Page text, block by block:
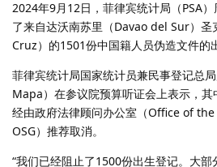
2024年9月12日，菲律宾统计局（PSA
了来自达沃南苏里（Davao del Sur）圣
Cruz）的1501份中国籍人员伪造文件的
菲律宾统计局国家统计员兼民事登记总
Mapa）在参议院预算听证会上表示，
经由政府法律顾问办公室（Office of
OSG）推荐取消。
“我们已经阻止了1500份出生登记。大